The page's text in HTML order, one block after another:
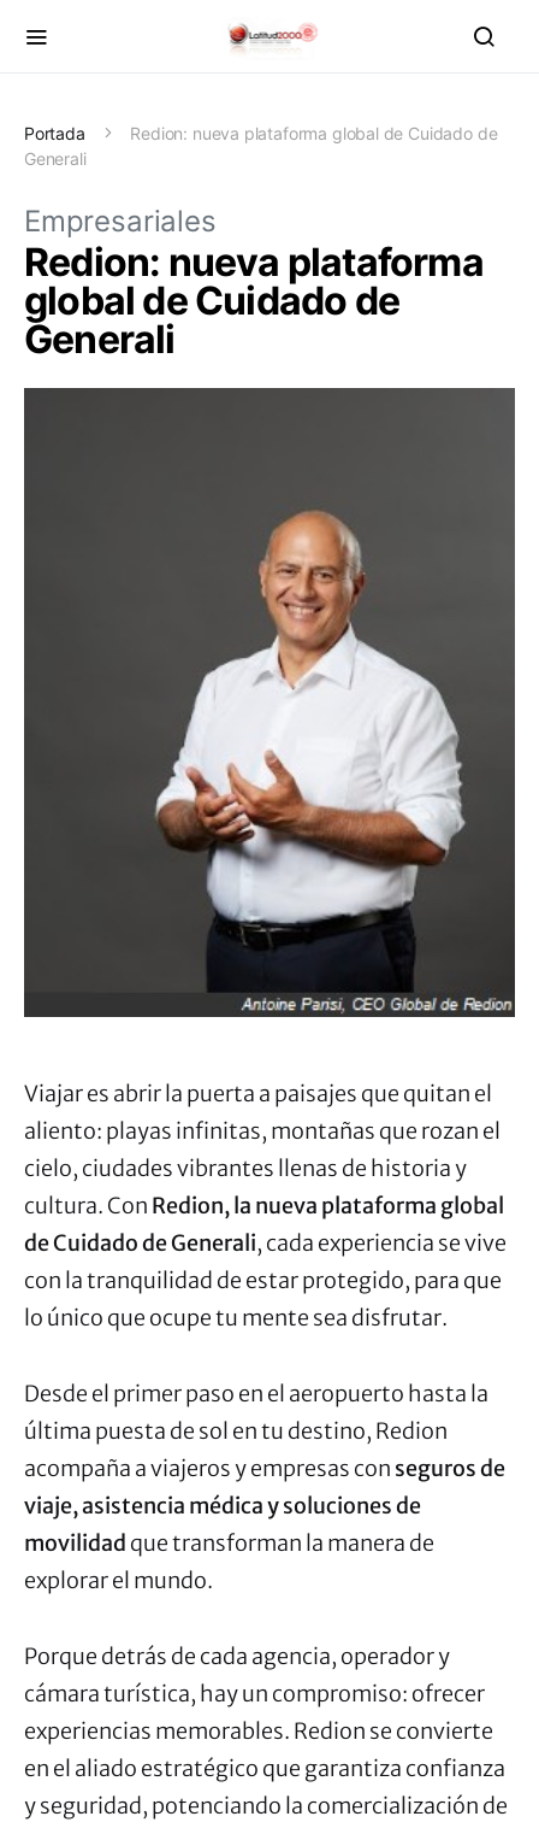
Portada
Redion: nueva plataforma global de Cuidado de
Generali
Empresariales
Redion: nueva plataforma
global de Cuidado de
Generali
Viajar es abrir la puerta a paisajes que quitan el
aliento: playas infinitas, montañas que rozan el
cielo, ciudades vibrantes llenas de historia y
cultura. Con Redion, la nueva plataforma global
de Cuidado de Generali, cada experiencia se vive
con la tranquilidad de estar protegido, para que
lo único que ocupe tu mente sea disfrutar.
Desde el primer paso en el aeropuerto hasta la
última puesta de sol en tu destino, Redion
acompaña a viajeros y empresas con seguros de
viaje, asistencia médica y soluciones de
movilidad que transforman la manera de
explorar el mundo.
Porque detrás de cada agencia, operador y
cámara turística, hay un compromiso: ofrecer
experiencias memorables. Redion se convierte
en el aliado estratégico que garantiza confianza
y seguridad, potenciando la comercialización de